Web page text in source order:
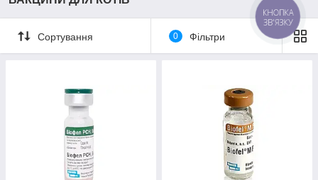
Сортування 0 Фільтри
КНОПКА
ЗВ'ЯЗКУ